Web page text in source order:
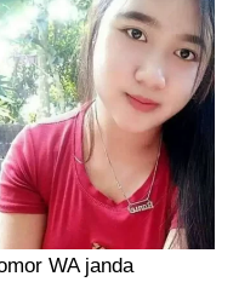
WA janda